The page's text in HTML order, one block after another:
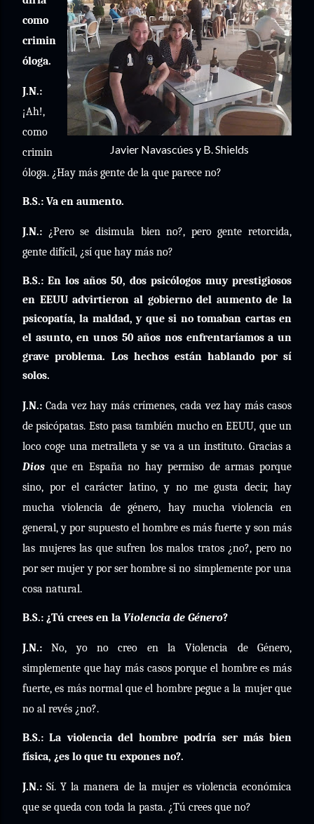
Javier Navascúes y B. Shields
como
crimin
óloga.
J.N.:
¡Ah!,
como
crimin
óloga. ¿Hay más gente de la que parece no?
B.S.: Va en aumento.
J.N.: ¿Pero se disimula bien no?, pero gente retorcida,
gente difícil, ¿sí que hay más no?
B.S.: En los años 50, dos psicólogos muy prestigiosos
en EEUU advirtieron al gobierno del aumento de la
psicopatía, la maldad, y que si no tomaban cartas en
el asunto, en unos 50 años nos enfrentaríamos a un
grave problema. Los hechos están hablando por sí
solos.
J.N.: Cada vez hay más crímenes, cada vez hay más casos
de psicópatas. Esto pasa también mucho en EEUU, que un
loco coge una metralleta y se va a un instituto. Gracias a
Dios que en España no hay permiso de armas porque
sino, por el carácter latino, y no me gusta decir, hay
mucha violencia de género, hay mucha violencia en
general, y por supuesto el hombre es más fuerte y son más
las mujeres las que sufren los malos tratos ¿no?, pero no
por ser mujer y por ser hombre si no simplemente por una
cosa natural.
B.S.: ¿Tú crees en la Violencia de Género?
J.N.: No, yo no creo en la Violencia de Género,
simplemente que hay más casos porque el hombre es más
fuerte, es más normal que el hombre pegue a la mujer que
no al revés ¿no?.
B.S.: La violencia del hombre podría ser más bien
física, ¿es lo que tu expones no?.
J.N.: Sí. Y la manera de la mujer es violencia económica
que se queda con toda la pasta. ¿Tú crees que no?